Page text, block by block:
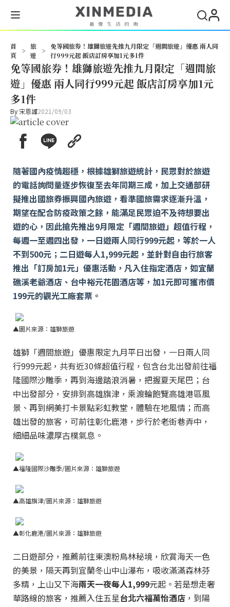
首
頁
>
旅
遊
>
免等國旅券！雄獅旅遊先推九月限定「週間旅遊」優惠 兩人同
行999元起 飯店訂房享加1元多1件
免等國旅券！雄獅旅遊先推九月限定「週間旅
遊」優惠 兩人同行999元起 飯店訂房享加1元
多1件
By 宋恩謹2021/09/03
隨著國內疫情趨穩，根據雄獅旅遊統計，民眾對於旅遊
的電話詢問量逐步恢復至去年同期三成，加上交通部研
擬推出國旅券振興國內旅遊，看準國旅需求逐漸升溫，
期望在配合防疫政策之餘，能滿足民眾迫不及待想要出
遊的心，因此搶先推出9月限定「週間旅遊」超值行程，
每週一至週四出發，一日遊兩人同行999元起，等於一人
不到500元；二日遊每人1,999元起，並針對自由行旅客
推出「訂房加1元」優惠活動，凡入住指定酒店，如宜蘭
礁溪老爺酒店、台中裕元花園酒店等，加1元即可獲市價
199元的觀光工廠套票。
▲圖片來源：雄獅旅遊
雄獅「週間旅遊」優惠限定九月平日出發，一日兩人同
行999元起，共有近30條超值行程，包含台北出發前往福
隆國際沙雕季，再到海邊踏浪消暑，把握夏天尾巴；台
中出發部分，安排到高雄旗津，乘渡輪飽覽高雄港區風
景、再到網美打卡景點彩虹教堂，體驗在地風情；而高
雄出發的旅客，可前往彰化鹿港，步行於老街巷弄中，
細細品味濃厚古樸氣息。
▲福隆國際沙雕季/圖片來源：雄獅旅遊
▲高雄旗津/圖片來源：雄獅旅遊
▲彰化鹿港/圖片來源：雄獅旅遊
二日遊部分，推薦前往東澳粉鳥林秘境，欣賞海天一色
的美景，隔天再到宜蘭冬山中山瀑布，吸收滿滿森林芬
多精，上山又下海兩天一夜每人1,999元起。若是想走奢
華路線的旅客，推薦入住五星台北六福萬怡酒店 ，到陽